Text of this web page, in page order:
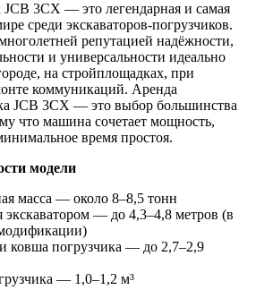
JCB 3CX — это легендарная и самая
среди экскаваторов-погрузчиков.
репутацией надёжности,
и универсальности идеально
на стройплощадках, при
коммуникаций. Аренда
JCB 3CX — это выбор большинства
что машина сочетает мощность,
время простоя.
модели
масса — около 8–8,5 тонн
экскаватором — до 4,3–4,8 метров (в
ковша погрузчика — до 2,7–2,9
— 1,0–1,2 м³